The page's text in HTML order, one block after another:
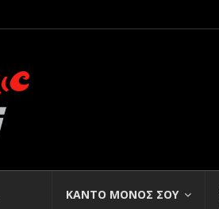
ΚΑΝΤΟ ΜΟΝΟΣ ΣΟΥ